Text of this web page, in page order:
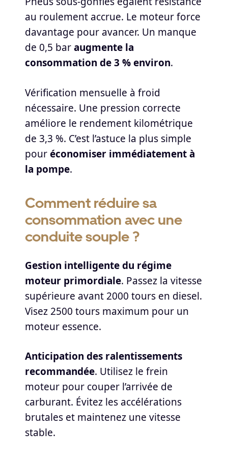
au roulement accrue. Le moteur force
davantage pour avancer. Un manque
de 0,5 baraugmente la
consommation de 3 % environ.
Vérification mensuelle à froid
nécessaire. Une pression correcte
améliore le rendement kilométrique
de 3,3 %. C’est l’astuce la plus simple
pouréconomiser immédiatement à
la pompe.
Comment réduire sa
consommation avec une
conduite souple ?
Gestion intelligente du régime
moteur primordiale. Passez la vitesse
supérieure avant 2000 tours en diesel.
Visez 2500 tours maximum pour un
moteur essence.
Anticipation des ralentissements
recommandée. Utilisez le frein
moteur pour couper l’arrivée de
carburant. Évitez les accélérations
brutales et maintenez une vitesse
stable.